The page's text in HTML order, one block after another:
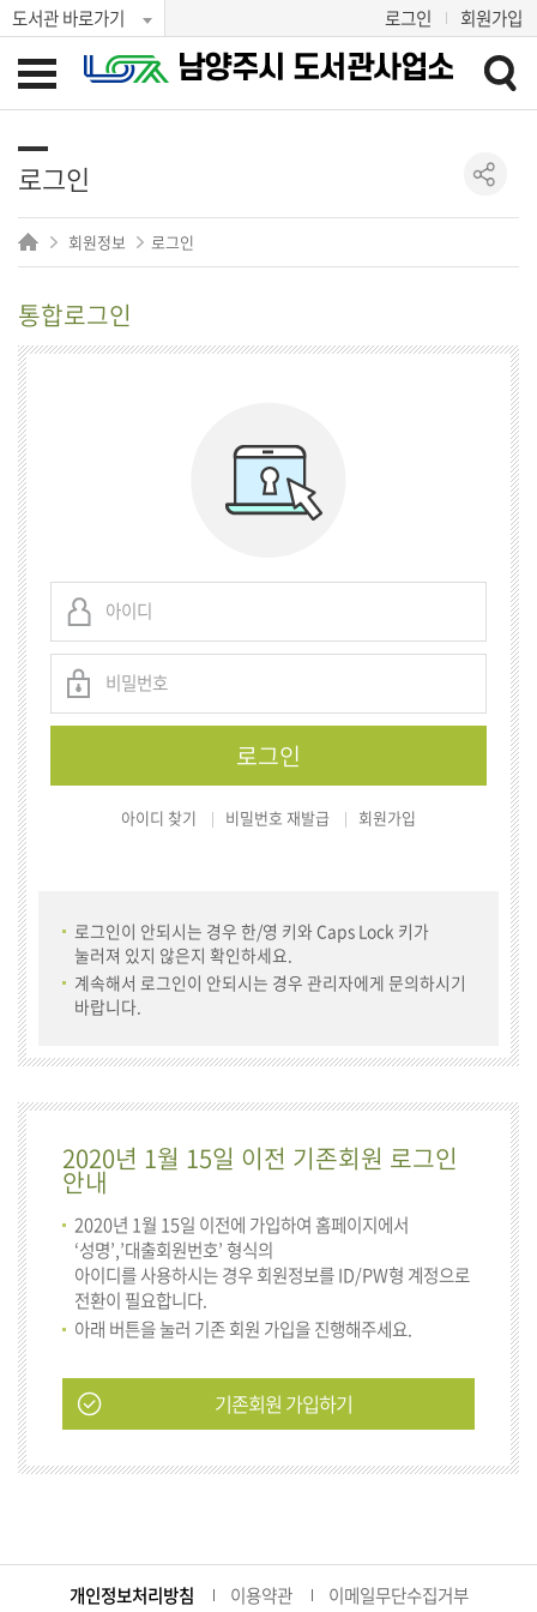
도서관 바로가기 로그인 회원가입
로그인
회원정보 로그인
통합로그인
아이디 찾기 비밀번호 재발급 회원가입
로그인이 안되시는 경우 한/영 키와 Caps Lock 키가
눌러져 있지 않은지 확인하세요.
계속해서 로그인이 안되시는 경우 관리자에게 문의하시기
바랍니다.
2020년 1월 15일 이전 기존회원 로그인
안내
2020년 1월 15일 이전에 가입하여 홈페이지에서
‘성명’,’대출회원번호’ 형식의
아이디를 사용하시는 경우 회원정보를 ID/PW형 계정으로
전환이 필요합니다.
아래 버튼을 눌러 기존 회원 가입을 진행해주세요.
기존회원 가입하기
개인정보처리방침 이용약관 이메일무단수집거부